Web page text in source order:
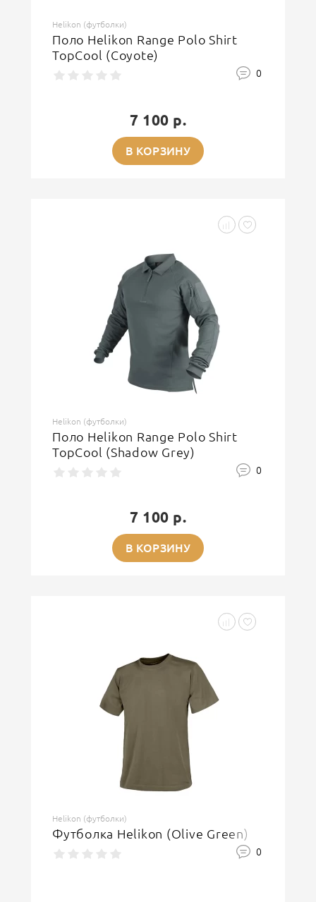
Helikon (футболки)
Поло Helikon Range Polo Shirt
TopCool (Coyote)
0
7 100 р.
В КОРЗИНУ
Helikon (футболки)
Поло Helikon Range Polo Shirt
TopCool (Shadow Grey)
0
7 100 р.
В КОРЗИНУ
Helikon (футболки)
Футболка Helikon (Olive Green)
0